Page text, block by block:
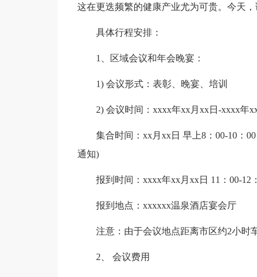
这在更迭频繁的健康产业尤为可贵。今天
具体行程安排：
1、区域会议和年会晚宴：
1) 会议形式：表彰、晚宴、培训
2) 会议时间：xxxx年xx月xx日-xxxx年
集合时间：xx月xx日 早上8：00-10：
通知)
报到时间：xxxx年xx月xx日 11：00-12
报到地点：xxxxxx温泉酒店宴会厅
注意：由于会议地点距离市区约2小时
2、 会议费用